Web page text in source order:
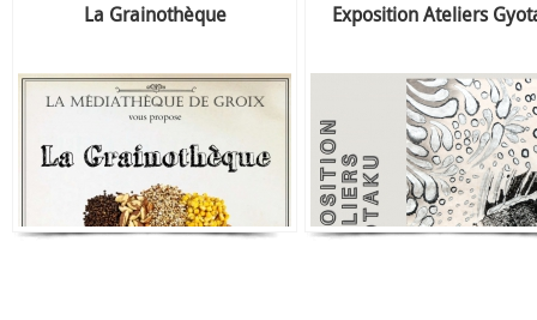
La Grainothèque Exposition Ateliers
Rendez-vous contes !
DIMANCHE 9 AOÛT
MARDI 11 AOÛT 10H30 ENTRE
RENDEZ – VOUS